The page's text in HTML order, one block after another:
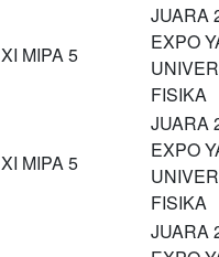
XI MIPA 5
JUARA
EXPO
FISIKA
XI MIPA 5
JUARA
EXPO
FISIKA
JUARA